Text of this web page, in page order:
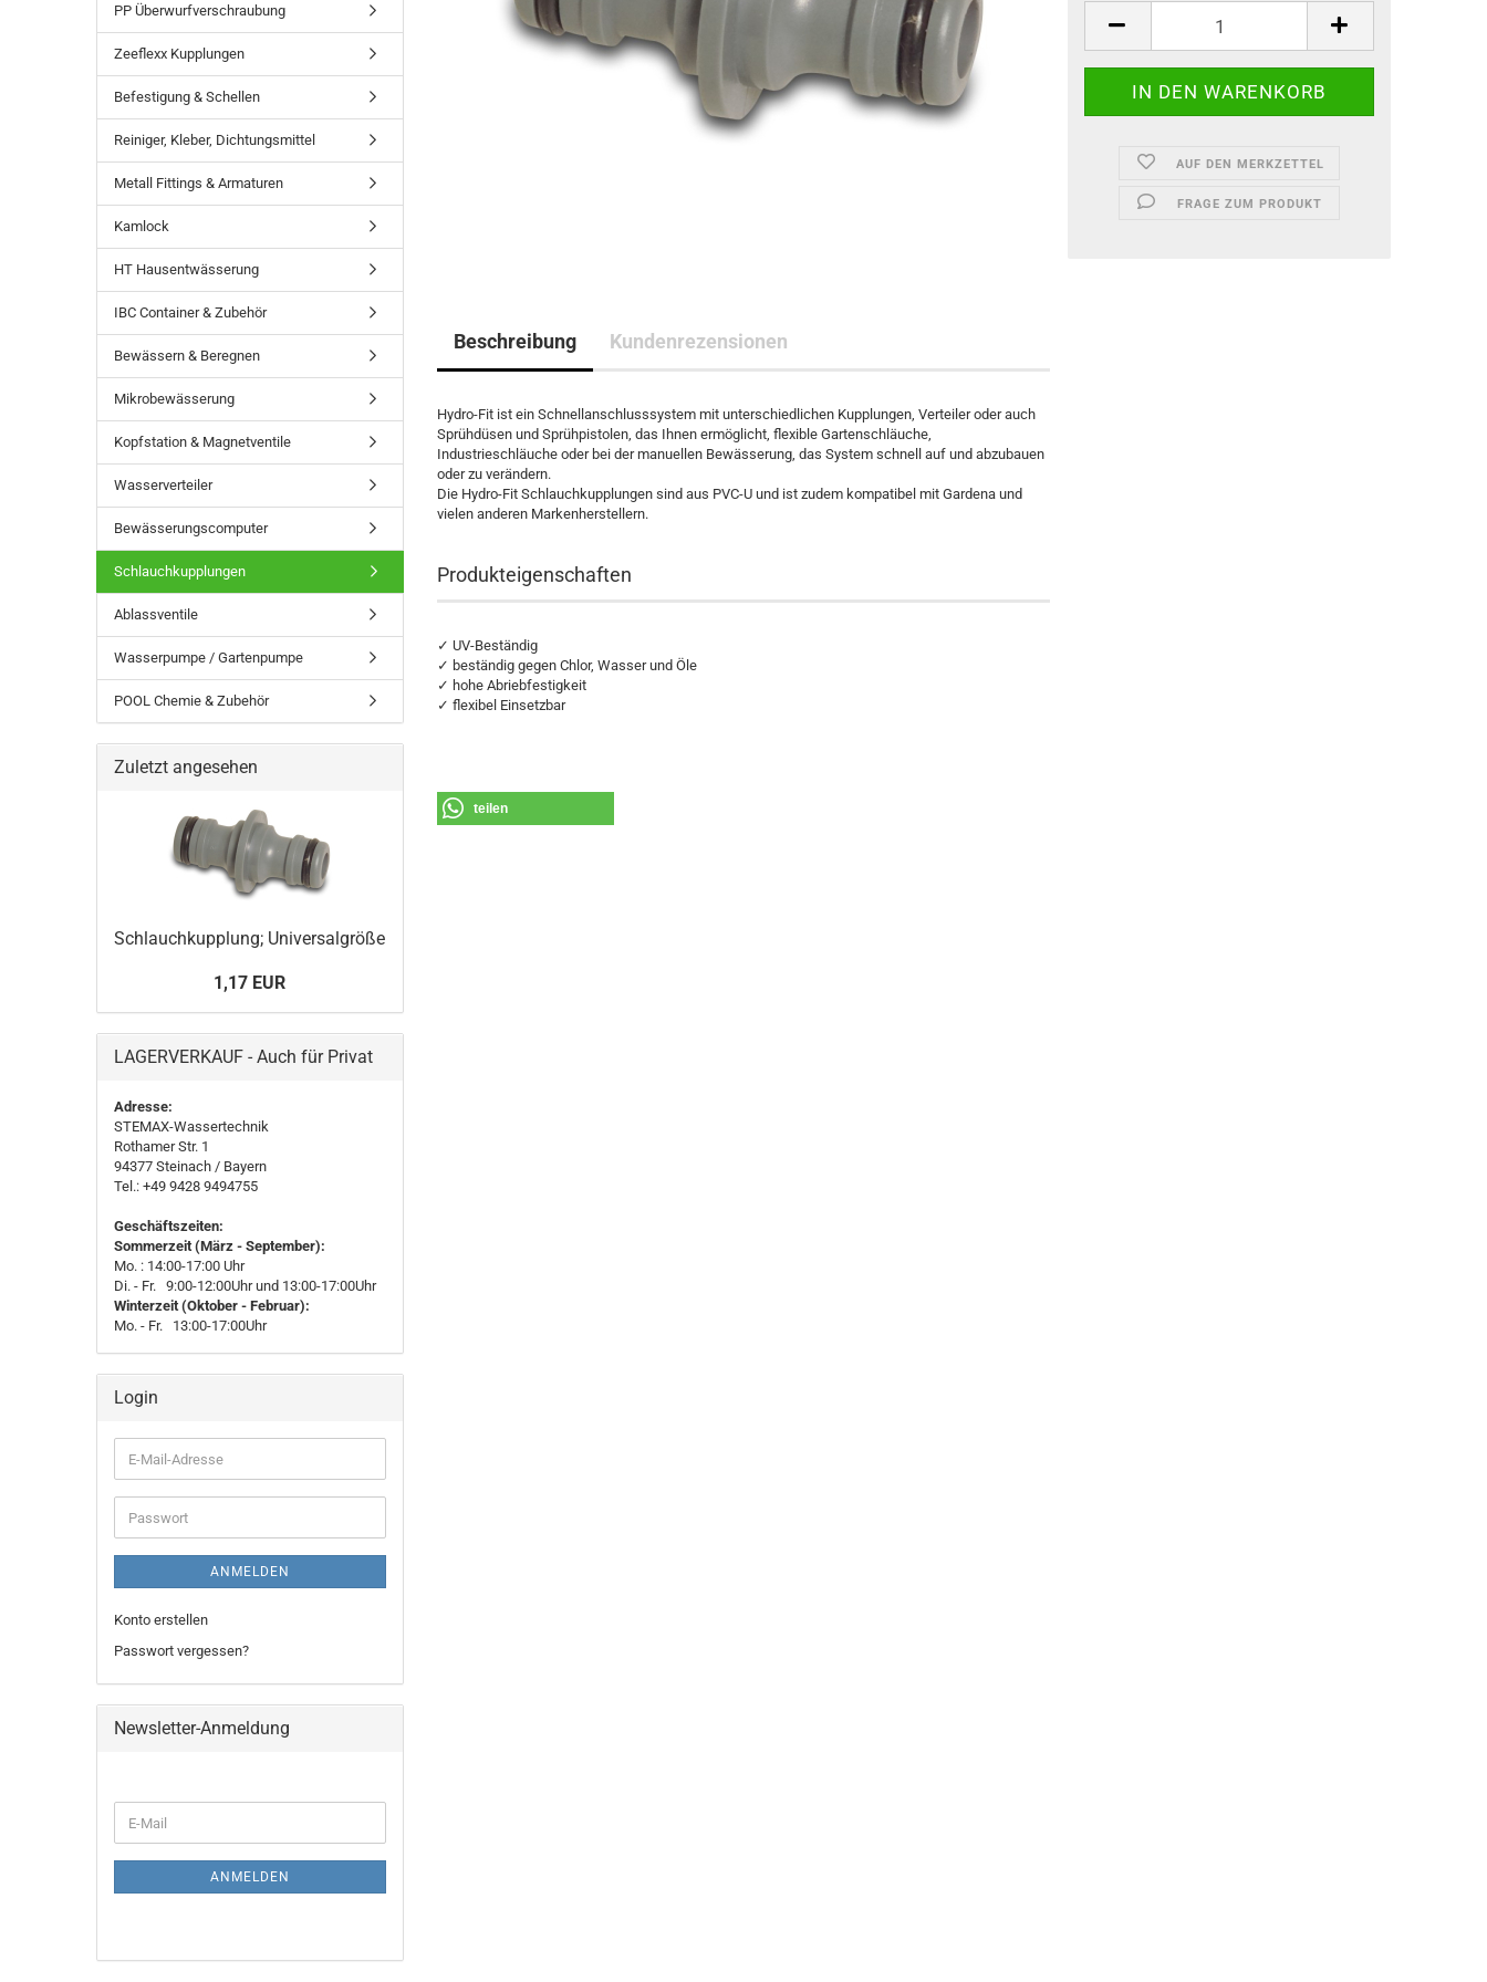
AUF DEN MERKZETTEL
FRAGE ZUM PRODUKT
Beschreibung Kundenrezensionen
Hydro-Fit ist ein Schnellanschlusssystem mit unterschiedlichen Kupplungen, Verteiler oder auch
Sprühdüsen und Sprühpistolen, das Ihnen ermöglicht, flexible Gartenschläuche,
Industrieschläuche oder bei der manuellen Bewässerung, das System schnell auf und abzubauen
oder zu verändern.
Die Hydro-Fit Schlauchkupplungen sind aus PVC-U und ist zudem kompatibel mit Gardena und
vielen anderen Markenherstellern.
Produkteigenschaften
✓ UV-Beständig
✓ beständig gegen Chlor, Wasser und Öle
✓ hohe Abriebfestigkeit
✓ flexibel Einsetzbar
teilen
PP Überwurfverschraubung
Zeeflexx Kupplungen
Befestigung & Schellen
Reiniger, Kleber, Dichtungsmittel
Metall Fittings & Armaturen
Kamlock
HT Hausentwässerung
IBC Container & Zubehör
Bewässern & Beregnen
Mikrobewässerung
Kopfstation & Magnetventile
Wasserverteiler
Bewässerungscomputer
Schlauchkupplungen
Ablassventile
Wasserpumpe / Gartenpumpe
POOL Chemie & Zubehör
Zuletzt angesehen
Schlauchkupplung; Universalgröße
1,17 EUR
LAGERVERKAUF - Auch für Privat
Adresse:
STEMAX-Wassertechnik
Rothamer Str. 1
94377 Steinach / Bayern
Tel.: +49 9428 9494755
Geschäftszeiten:
Sommerzeit (März - September):
Mo. : 14:00-17:00 Uhr
Di. - Fr. 9:00-12:00Uhr und 13:00-17:00Uhr
Winterzeit (Oktober - Februar):
Mo. - Fr. 13:00-17:00Uhr
Login
E-
Mail-
Adresse
Passwort
ANMELDEN
Konto erstellen
Passwort vergessen?
Newsletter-Anmeldung
ZUR
E-
Mail
ANMELDEN